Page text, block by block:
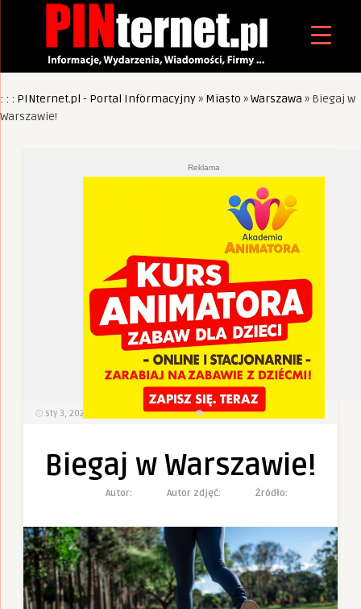
: : : PINternet.pl - Portal Informacyjny» Miasto »Warszawa » Biegaj w
Warszawie!
Reklama
sty 3, 2023 Wyświetlenia 0 Komentarzy
Biegaj w Warszawie!
Autor: Autor zdjęć: Żródło: